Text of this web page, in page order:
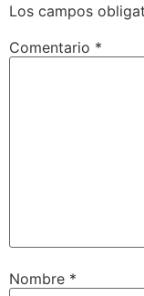
Los campos
Comentario *
Nombre *